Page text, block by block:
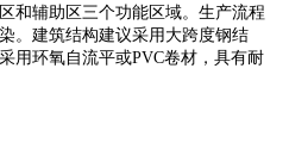
和辅助区三个功能区域。生产流程
。建筑结构建议采用大跨度钢结
用环氧自流平或PVC卷材，具有耐